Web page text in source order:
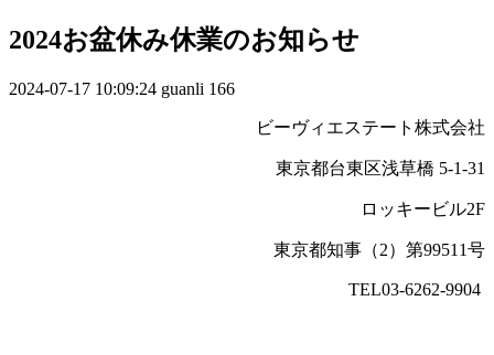
2024お盆休み休業のお知らせ
2024-07-17 10:09:24 guanli 166
ビーヴィエステート株式会社
東京都台東区浅草橋 5-1-31
ロッキービル2F
東京都知事（2）第99511号
TEL03-6262-9904